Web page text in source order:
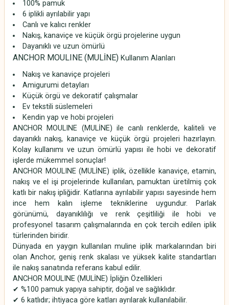
100% pamuk
6 iplikli ayrılabilir yapı
Canlı ve kalıcı renkler
Nakış, kanaviçe ve küçük örgü projelerine uygun
Dayanıklı ve uzun ömürlü
ANCHOR MOULINE (MULİNE) Kullanım Alanları
Nakış ve kanaviçe projeleri
Amigurumi detayları
Küçük örgü ve dekoratif çalışmalar
Ev tekstili süslemeleri
Kendin yap ve hobi projeleri
ANCHOR MOULINE (MULİNE) ile canlı renklerde, kaliteli ve
dayanıklı nakış, kanaviçe ve küçük örgü projeleri hazırlayın.
Kolay kullanımı ve uzun ömürlü yapısı ile hobi ve dekoratif
işlerde mükemmel sonuçlar!
ANCHOR MOULINE (MULİNE) iplik, özellikle kanaviçe, etamin,
nakış ve el işi projelerinde kullanılan, pamuktan üretilmiş çok
katlı bir nakış ipliğidir. Katlarına ayrılabilir yapısı sayesinde hem
ince hem kalın işleme tekniklerine uygundur. Parlak
görünümü, dayanıklılığı ve renk çeşitliliği ile hobi ve
profesyonel tasarım çalışmalarında en çok tercih edilen iplik
türlerinden biridir.
Dünyada en yaygın kullanılan muline iplik markalarından biri
olan Anchor, geniş renk skalası ve yüksek kalite standartları
ile nakış sanatında referans kabul edilir.
ANCHOR MOULINE (MULİNE) İpliğin Özellikleri
✔ %100 pamuk yapıya sahiptir, doğal ve sağlıklıdır.
✔ 6 katlıdır; ihtiyaca göre katları ayrılarak kullanılabilir.